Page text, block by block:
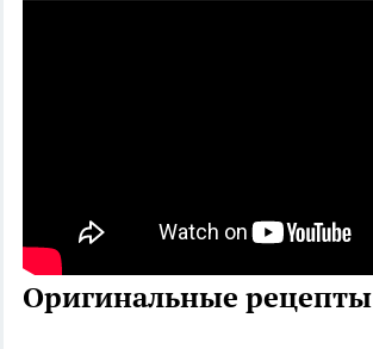
Оригинальные рецепты